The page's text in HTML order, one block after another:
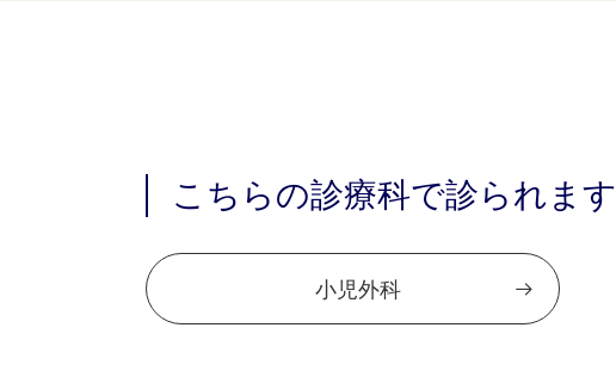
こちらの診療科で診られます
小児外科